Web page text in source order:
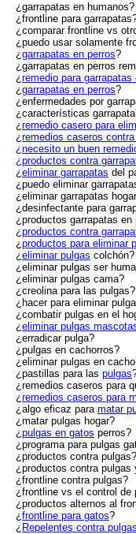
¿garrapatas en humanos?
¿frontline para
¿comparar frontline vs
¿puedo usar solamente
¿ garrapatas en perros?
¿garrapatas en perros
¿ remedio para garrapatas
¿ garrapatas en perros?
¿enfermedades por
¿características
¿ remedio casero para
¿ remedios caseros
¿necesito un buen
¿ productos contra
¿ eliminar garrapatas del
¿puedo eliminar
¿eliminar garrapatas
¿desinfectante para
¿productos garrapatas en
¿ productos contra
¿ productos para eliminar
¿ eliminar pulgas colchón?
¿eliminar pulgas ser
¿eliminar pulgas cama?
¿creolina para las pulgas?
¿hacer para eliminar
¿combatir pulgas en el
¿ eliminar pulgas
¿erradicar pulga?
¿pulgas en cachorros?
¿eliminar pulgas en
¿pastillas para las pulgas
¿remedios caseros para
¿ remedios caseros para
¿algo eficaz para matar
¿matar pulgas hogar?
¿ pulgas en gatos perros?
¿programa para pulgas
¿productos contra pulgas?
¿productos contra pulgas
¿frontline contra pulgas?
¿frontline vs el control de
¿productos alternos al
¿ frontline para gatos?
¿ Repelentes contra pulgas